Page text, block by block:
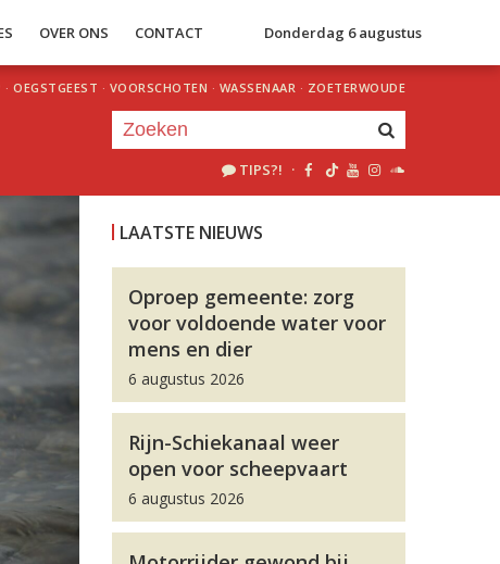
OVER ONS CONTACT Donderdag 6 augustus
· OEGSTGEEST · VOORSCHOTEN · WASSENAAR · ZOETERWOUDE
TIPS?! ·
LAATSTE NIEUWS
Oproep gemeente: zorg
voor voldoende water voor
mens en dier
6 augustus 2026
Rijn-Schiekanaal weer
open voor scheepvaart
6 augustus 2026